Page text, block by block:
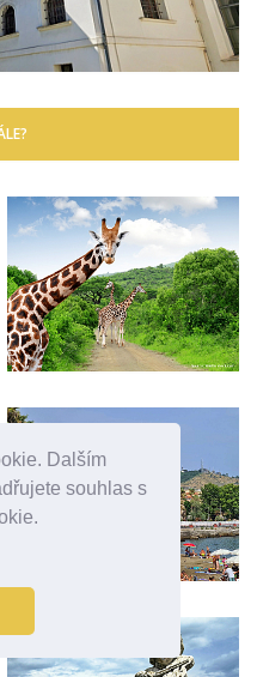
Dalším
souhlas s